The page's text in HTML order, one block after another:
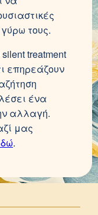
τους.
treatment
επηρεάζουν
ένα
αλλαγή.
μας
.